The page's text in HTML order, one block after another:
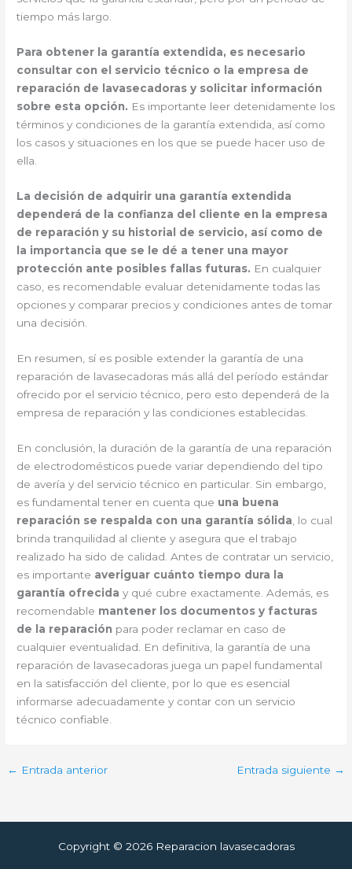
tiempo más largo.
Para obtener la garantía extendida, es necesario
consultar con el servicio técnico o la empresa de
reparación de lavasecadoras y solicitar información
sobre esta opción. Es importante leer detenidamente los
términos y condiciones de la garantía extendida, así como
los casos y situaciones en los que se puede hacer uso de
ella.
La decisión de adquirir una garantía extendida
dependerá de la confianza del cliente en la empresa
de reparación y su historial de servicio, así como de
la importancia que se le dé a tener una mayor
protección ante posibles fallas futuras. En cualquier
caso, es recomendable evaluar detenidamente todas las
opciones y comparar precios y condiciones antes de tomar
una decisión.
En resumen, sí es posible extender la garantía de una
reparación de lavasecadoras más allá del período estándar
ofrecido por el servicio técnico, pero esto dependerá de la
empresa de reparación y las condiciones establecidas.
En conclusión, la duración de la garantía de una reparación
de electrodomésticos puede variar dependiendo del tipo
de avería y del servicio técnico en particular. Sin embargo,
es fundamental tener en cuenta que una buena
reparación se respalda con una garantía sólida , lo cual
brinda tranquilidad al cliente y asegura que el trabajo
realizado ha sido de calidad. Antes de contratar un servicio,
es importante averiguar cuánto tiempo dura la
garantía ofrecida y qué cubre exactamente. Además, es
recomendable mantener los documentos y facturas
de la reparación para poder reclamar en caso de
cualquier eventualidad. En definitiva, la garantía de una
reparación de lavasecadoras juega un papel fundamental
en la satisfacción del cliente, por lo que es esencial
informarse adecuadamente y contar con un servicio
técnico confiable.
← Entrada anterior Entrada siguiente →
Copyright © 2026 Reparacion lavasecadoras